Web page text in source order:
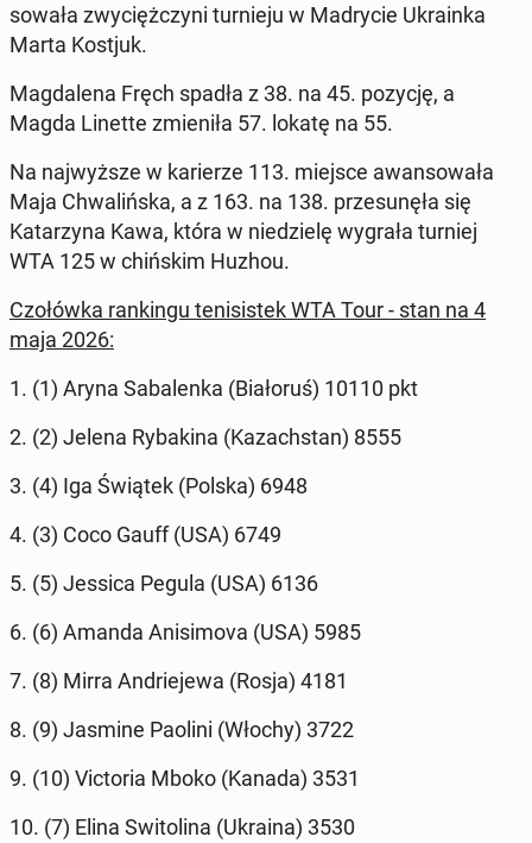
sowała zwyciężczyni turnieju w Madrycie Ukrain­ka
Marta Kostjuk.
Mag­dale­na Fręch spadła z 38. na 45. pozycję, a
Magda Linette zmieniła 57. lokatę na 55.
Na na­jwyższe w kari­erze 113. miejsce awan­sowała
Maja Chwal­ińs­ka, a z 163. na 138. prze­sunęła się
Katarzy­na Kawa, która w niedzielę wygrała turniej
WTA 125 w chińskim Huzhou.
Czołówka rankingu teni­sis­tek WTA Tour - stan na 4
maja 2026:
1. (1) Aryna Sa­balen­ka (Bi­ałoruś) 10110 pkt
2. (2) Jelena Ry­bak­i­na (Kazach­stan) 8555
3. (4) Iga Świątek (Polska) 6948
4. (3) Coco Gauff (USA) 6749
5. (5) Jessica Pegula (USA) 6136
6. (6) Amanda Anisi­mo­va (USA) 5985
7. (8) Mirra An­drieje­wa (Rosja) 4181
8. (9) Jasmine Paolini (Włochy) 3722
9. (10) Vic­to­ria Mboko (Kanada) 3531
10. (7) Elina Switoli­na (Ukraina) 3530